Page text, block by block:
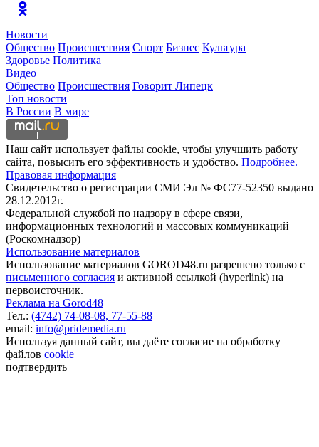
Новости
Общество Происшествия Спорт Бизнес Культура
Здоровье Политика
Видео
Общество Происшествия Говорит Липецк
Топ новости
В России В мире
Наш сайт использует файлы cookie, чтобы улучшить работу
сайта, повысить его эффективность и удобство. Подробнее.
Правовая информация
Свидетельство о регистрации СМИ Эл № ФС77-52350 выдано
28.12.2012г.
Федеральной службой по надзору в сфере связи,
информационных технологий и массовых коммуникаций
(Роскомнадзор)
Использование материалов
Использование материалов GOROD48.ru разрешено только с
письменного согласия и активной ссылкой (hyperlink) на
первоисточник.
Реклама на Gorod48
Тел.: (4742) 74-08-08, 77-55-88
email: info@pridemedia.ru
Используя данный сайт, вы даёте согласие на обработку
файлов cookie
подтвердить